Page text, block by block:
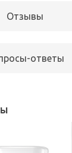
Отзывы
ответы